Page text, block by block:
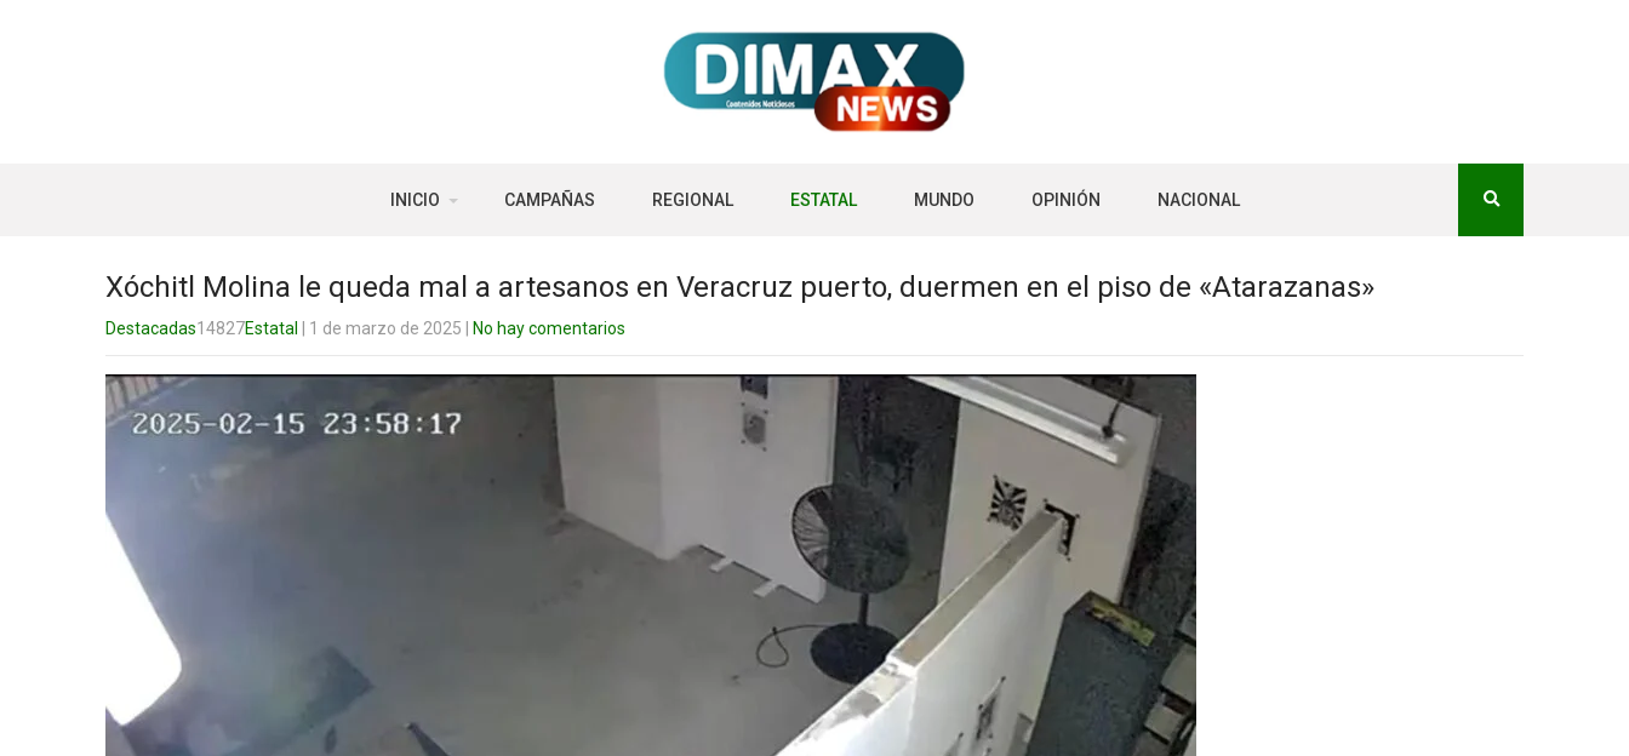
INICIO CAMPAÑAS REGIONAL ESTATAL MUNDO OPINIÓN NACIONAL
Xóchitl Molina le queda mal a artesanos en Veracruz puerto, duermen en el piso de «Atarazanas»
Destacadas14827Estatal | 1 de marzo de 2025 No hay comentarios